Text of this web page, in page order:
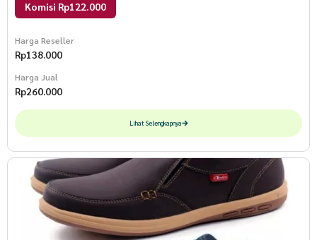
Komisi Rp122.000
Harga Reseller
Rp138.000
Harga Jual
Rp260.000
Lihat Selengkapnya